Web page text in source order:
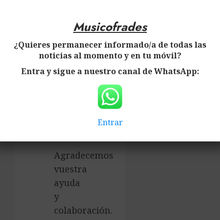
continuación:
Musicofrades
Musicofrades
Agradecemos
vuestra
ayuda
y
colaboración.
Musicofrades
¿Quieres permanecer informado/a de todas las
noticias al momento y en tu móvil?
Entra y sigue a nuestro canal de WhatsApp:
Entrar